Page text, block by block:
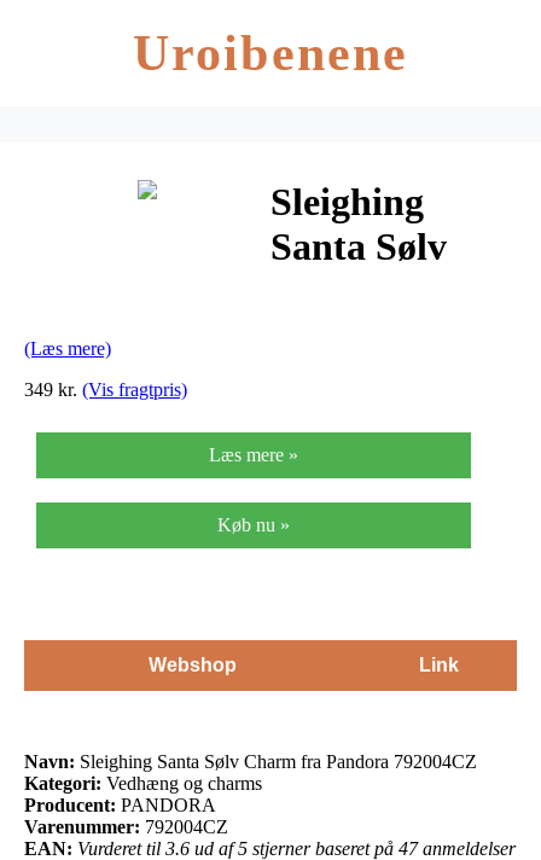
Uroibenene
Sleighing
Santa Sølv
(Læs mere)
349 kr. (Vis fragtpris)
Læs mere »
Køb nu »
Webshop Link
Navn: Sleighing Santa Sølv Charm fra Pandora 792004CZ
Kategori: Vedhæng og charms
Producent: PANDORA
Varenummer: 792004CZ
EAN: Vurderet til 3.6 ud af 5 stjerner baseret på 47 anmeldelser